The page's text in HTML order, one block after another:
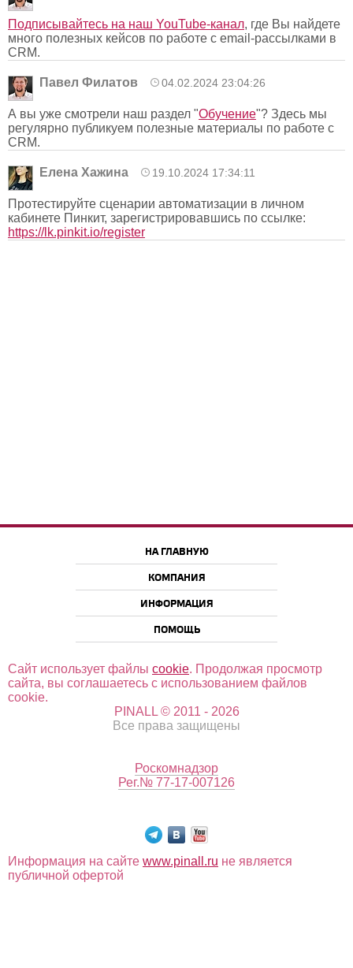
Подписывайтесь на наш YouTube-канал, где Вы найдете
много полезных кейсов по работе с email-рассылками в
CRM.
Павел Филатов 04.02.2024 23:04:26
А вы уже смотрели наш раздел "Обучение"? Здесь мы
регулярно публикуем полезные материалы по работе с
CRM.
Елена Хажина 19.10.2024 17:34:11
Протестируйте сценарии автоматизации в личном
кабинете Пинкит, зарегистрировавшись по ссылке:
https://lk.pinkit.io/register
НА ГЛАВНУЮ
КОМПАНИЯ
ИНФОРМАЦИЯ
ПОМОЩЬ
Сайт использует файлы cookie. Продолжая просмотр
сайта, вы соглашаетесь с использованием файлов
cookie.
PINALL © 2011 - 2026
Все права защищены
Роскомнадзор
Рег.№ 77-17-007126
Информация на сайте www.pinall.ru не является
публичной офертой